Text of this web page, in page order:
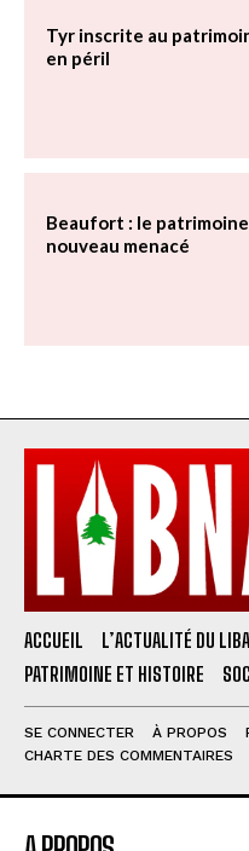
Tyr inscrite au
en péril
Beaufort : le patrimoine
nouveau menacé
ACCUEIL L’ACTUALITÉ DU
PATRIMOINE ET HISTOIRE
SE CONNECTER À PROPOS
CHARTE DES COMMENTAIRES